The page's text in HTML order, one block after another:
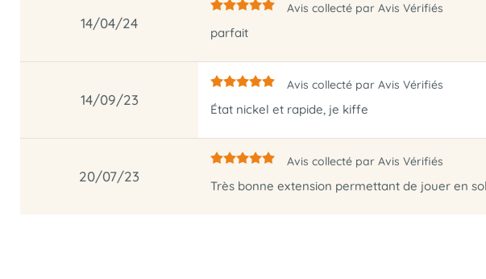
14/04/24
Avis collecté par Avis Vérifiés
parfait
14/09/23
Avis collecté par Avis Vérifiés
État nickel et rapide, je kiffe
20/07/23
Avis collecté par Avis Vérifiés
Très bonne extension permettant de jouer en